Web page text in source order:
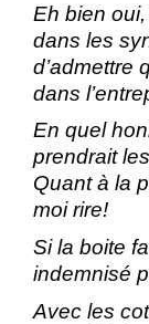
Eh bien
dans les
d’admettre
dans
En quel
prendrait
Quant à la
moi rire!
Si la boite
indemnisé
Avec les